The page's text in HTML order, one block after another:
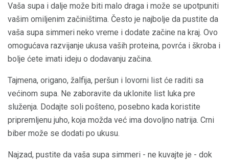
Vaša supa i dalje može biti malo draga i može se upotpuniti
vašim omiljenim začiništima. Često je najbolje da pustite da
vaša supa simmeri neko vreme i dodate začine na kraj. Ovo
omogućava razvijanje ukusa vaših proteina, povrća i škroba i
bolje ćete imati ideju o dodavanju začina.
Tajmena, origano, žalfija, peršun i lovorni list će raditi sa
većinom supa. Ne zaboravite da uklonite list luka pre
služenja. Dodajte soli pošteno, posebno kada koristite
pripremljenu juho, koja možda već ima dovoljno natrija. Crni
biber može se dodati po ukusu.
Najzad, pustite da vaša supa simmeri - ne kuvajte je - dok